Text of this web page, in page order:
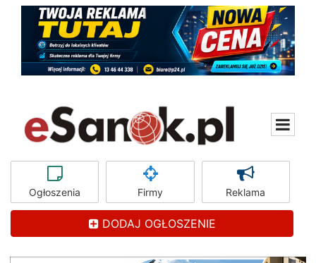
Ogłoszenia Firmy Reklama
DODAJ OGŁOSZENIE